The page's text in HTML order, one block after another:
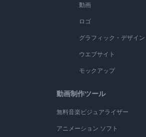
動画
ロゴ
グラフィック・デザイン
ウエブサイト
モックアップ
動画制作ツール
無料音楽ビジュアライザー
アニメーション ソフト